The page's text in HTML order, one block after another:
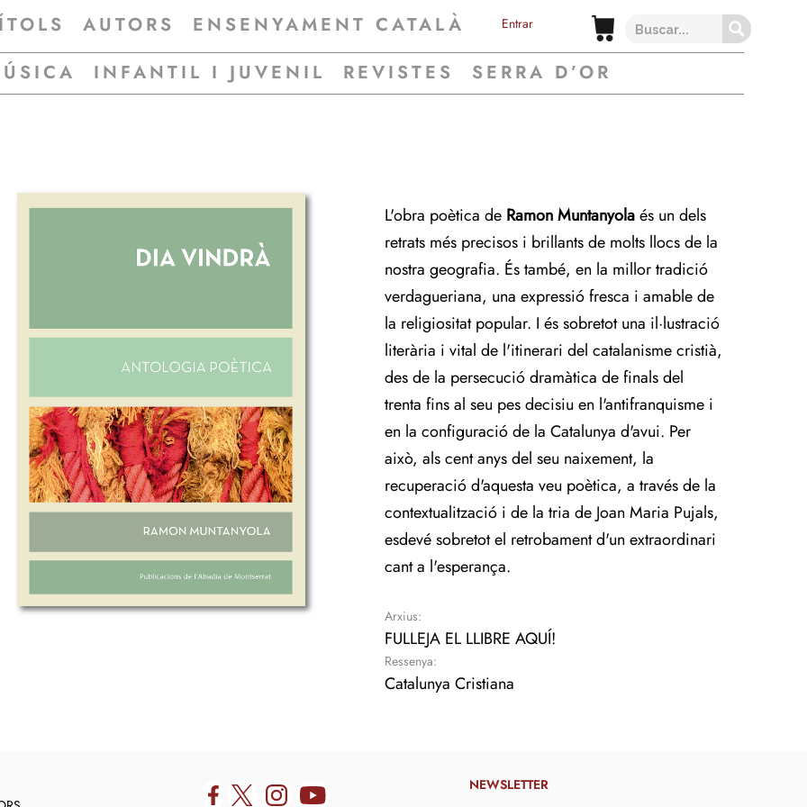
AUTORS ENSENYAMENT CATALÀ Entrar
INFANTIL I JUVENIL REVISTES SERRA D’OR
L'obra poètica de Ramon Muntanyolaés un dels
retrats més precisos i brillants de molts llocs de la
nostra geografia. És també, en la millor tradició
verdagueriana, una expressió fresca i amable de
la religiositat popular. I és sobretot una il·lustració
literària i vital de l'itinerari del catalanisme cristià,
des de la persecució dramàtica de finals del
trenta fins al seu pes decisiu en l'antifranquisme i
en la configuració de la Catalunya d'avui. Per
això, als cent anys del seu naixement, la
recuperació d'aquesta veu poètica, a través de la
contextualització i de la tria de Joan Maria Pujals,
esdevé sobretot el retrobament d'un extraordinari
cant a l'esperança.
Arxius:
FULLEJA EL LLIBRE AQUÍ!
Ressenya:
Catalunya Cristiana
NEWSLETTER